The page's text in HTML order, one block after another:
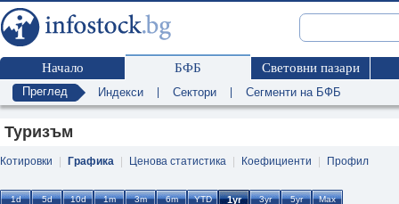
Начало БФБ Световни пазари
Преглед Индекси Сектори Сегменти на БФБ
Туризъм
Котировки Графика Ценова статистика Коефициенти Профил